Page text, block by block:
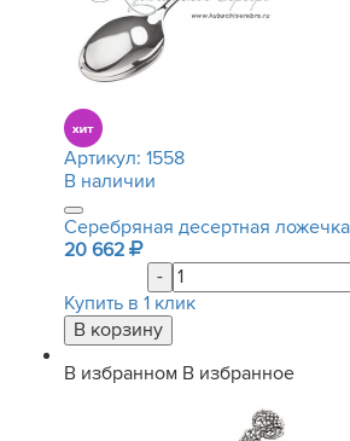
Артикул: 1558
В наличии
Серебряная десертная
20 662
-
Купить в 1 клик
В избранном В избранное